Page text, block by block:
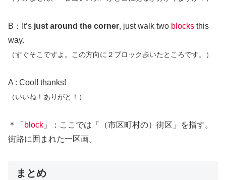
B：It’s just around the corner, just walk two blocks this
way.
（すぐそこですよ。この方向に２ブロック歩いたところです。）
A : Cool! thanks!
（いいね！ありがと！）
＊「 block 」：ここでは「（市区町村の）街区」を指す。
街路に囲まれた一区画。
まとめ